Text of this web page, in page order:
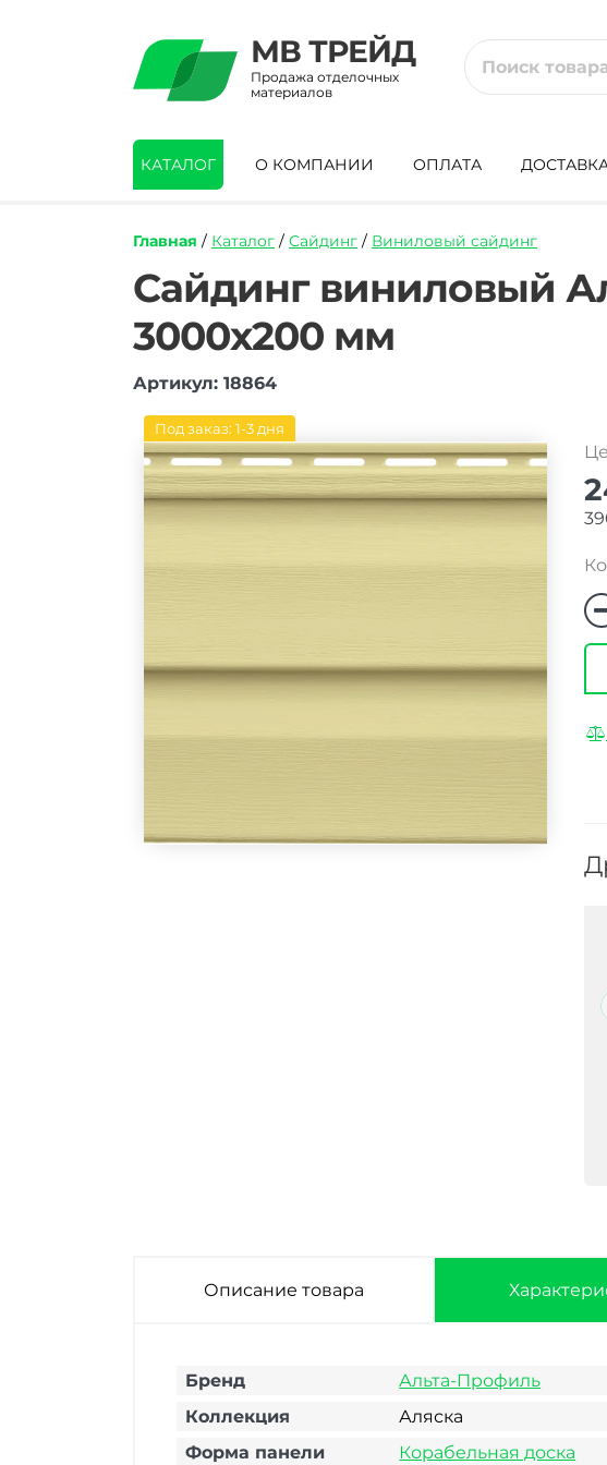
МВ ТРЕЙД
Продажа отделочных
материалов
КАТАЛОГ О КОМПАНИИ ОПЛАТА
Главная / Каталог / Сайдинг / Виниловый сайдинг
https://mvtrade.ru/images/id/normal/sajding-
vinilovyj-
profil-
alyaska-
sanrajz-
3000h200-
mm.jpg
Сайдинг виниловый
3000х200 мм
Артикул: 18864
Под заказ: 1-3 дня
Описание товара
Бренд
Альта-Профиль
Коллекция
Аляска
Форма панели
Корабельная доска